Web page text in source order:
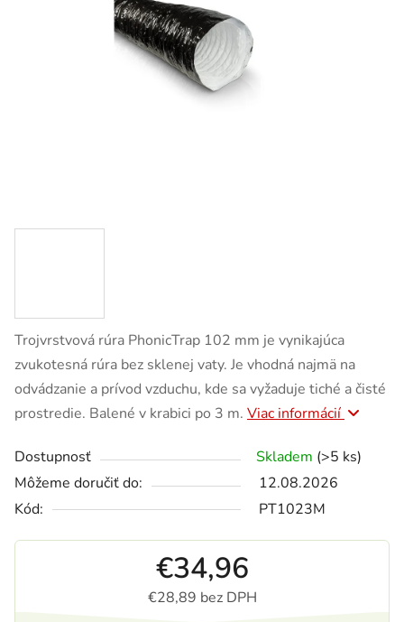
Trojvrstvová rúra PhonicTrap 102 mm je vynikajúca
zvukotesná rúra bez sklenej vaty. Je vhodná najmä na
odvádzanie a prívod vzduchu, kde sa vyžaduje tiché a čisté
prostredie. Balené v krabici po 3 m. Viac informácií
Dostupnosť Skladem (>5 ks)
Môžeme doručiť do:
12.08.2026
Kód:
PT1023M
€34,96
€28,89 bez DPH